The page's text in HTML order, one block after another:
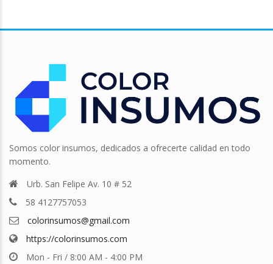
Somos color insumos, dedicados a ofrecerte calidad en todo
momento.
Urb. San Felipe Av. 10 # 52
58 4127757053
colorinsumos@gmail.com
https://colorinsumos.com
Mon - Fri / 8:00 AM - 4:00 PM